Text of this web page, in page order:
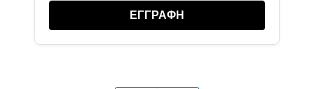
ΕΓΓΡΑΦΗ